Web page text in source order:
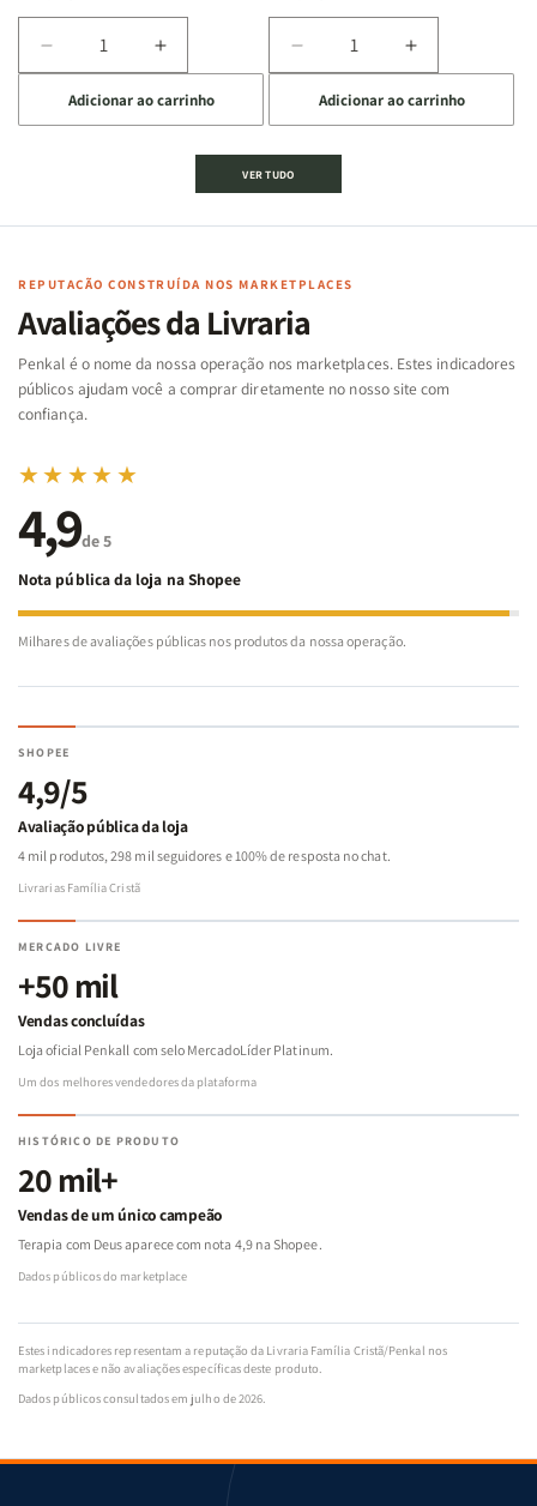
Diminuir
a
quantidade
de
Cartas
Famílias
Bíblia
-
Penkal
Aumentar
a
quantidade
de
Jogo
Cartas
Famílias
da
Bíblia
-
Penkal
Adicionar ao carrinho
Diminuir
a
quantidade
de
Jogo
|
de
Aumentar
a
quantidade
de
|
Adicionar ao carrinho
VER TUDO
REPUTAÇÃO CONSTRUÍDA NOS MARKETPLACES
Avaliações da Livraria
Penkal é o nome da nossa operação nos marketplaces. Estes indicadores
públicos ajudam você a comprar diretamente no nosso site com
confiança.
★★★★★
4,9de 5
Nota pública da loja na Shopee
Milhares de avaliações públicas nos produtos da nossa operação.
SHOPEE
4,9/5
Avaliação pública da loja
4 mil produtos, 298 mil seguidores e 100% de resposta no chat.
Livrarias Família Cristã
MERCADO LIVRE
+50 mil
Vendas concluídas
Loja oficial Penkall com selo MercadoLíder Platinum.
Um dos melhores vendedores da plataforma
HISTÓRICO DE PRODUTO
20 mil+
Vendas de um único campeão
Terapia com Deus aparece com nota 4,9 na Shopee.
Dados públicos do marketplace
Estes indicadores representam a reputação da Livraria Família Cristã/Penkal nos
marketplaces e não avaliações específicas deste produto.
Dados públicos consultados em julho de 2026.